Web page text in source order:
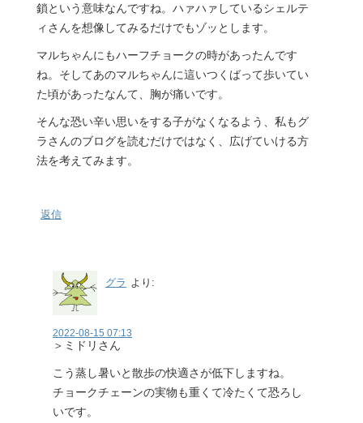
鎖という意味なんですね。ハァハァしているシェルテ
ィさんを想像してみるだけでもゾッとします。
マルちゃんにもハーフチョークの時があったんです
ね。そしてあのマルちゃんに這いつくばって歩いてい
た頃があったなんて、胸が痛いです。
そんな恐い辛い思いをする子がなくなるよう、私もグ
ラさんのブログを読むだけではなく、広げていける方
法を考えてみます。
返信
グラ より:
2022-08-15 07:13
＞ミドリさん
こう蒸し暑いと散歩の快適さが低下しますね。
チョークチェーンの実物も重くて冷たくて恐ろし
いです。